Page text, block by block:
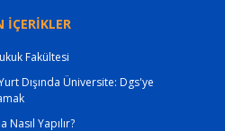
İÇERİKLER
Fakültesi
Dışında Üniversite: Dgs'ye
Nasıl Yapılır?